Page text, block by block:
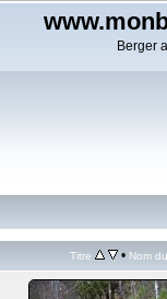
Berger
Titre • Nom